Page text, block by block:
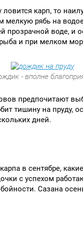
ловится карп, то
рябь на
прозрачной воде, и
и при мелком
- вполне
предпочитают
тишину на пруду,
дней.
в сентябре,
с успехом
Сазана